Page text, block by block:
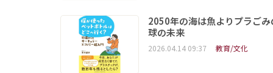
2050年の海は魚よりプラご
球の未来
2026.04.14 09:37 教育/文化